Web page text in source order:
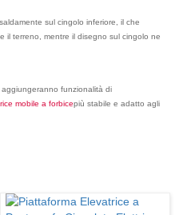
sul cingolo inferiore, il che
il terreno, mentre il disegno sul cingolo ne
funzionalità di
mobile a forbicepiù stabile e adatto agli